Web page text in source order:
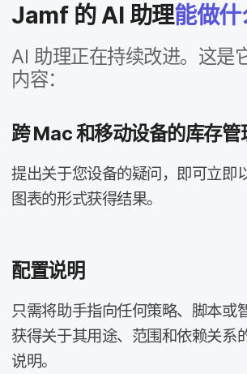
Jamf 的AI 助理能​做​什
AI 助理​正​在​持续​改进。​这​是​
内容：
跨Mac和​移动​设备​的​库存​管
提出​关于​您​设备​的​疑问，​即​可​立即
图表​的​形式​获得​结果。
配置​说​明
只​需​将​助手​指​向​任何​策略、​脚本​或​
获得​关于​其用途、​范围​和​依赖​关系​
说明。